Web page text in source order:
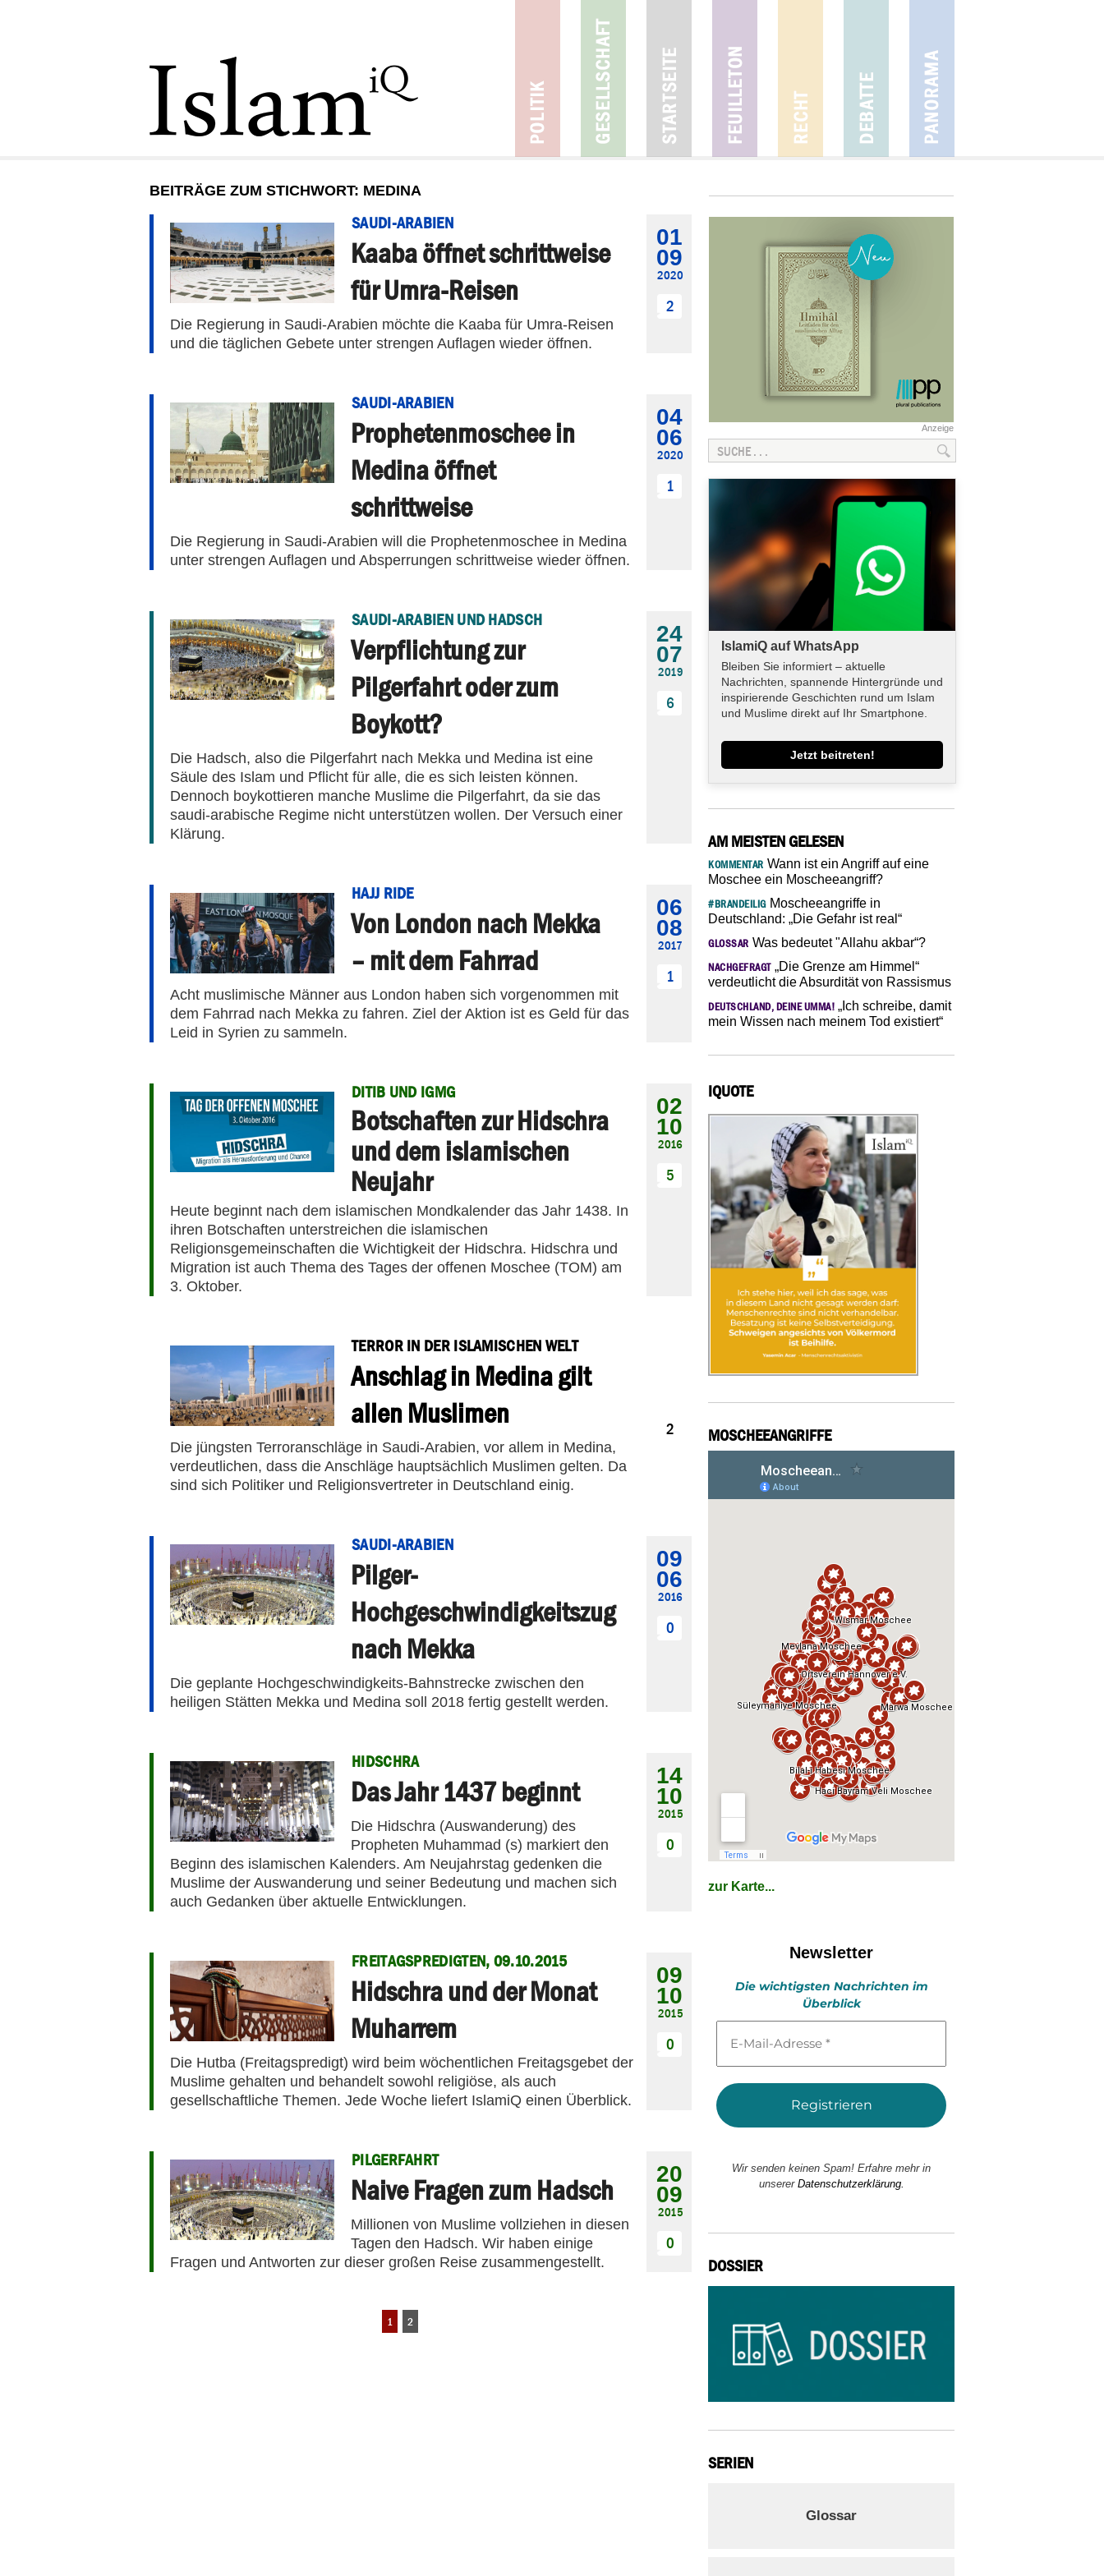
BEITRÄGE ZUM STICHWORT: MEDINA
SAUDI-ARABIEN
Kaaba öffnet schrittweise
für Umra-Reisen
Die Regierung in Saudi-Arabien möchte die Kaaba für Umra-Reisen
und die täglichen Gebete unter strengen Auflagen wieder öffnen.
01
09
2020
2
SAUDI-ARABIEN
Prophetenmoschee in
Medina öffnet
schrittweise
Die Regierung in Saudi-Arabien will die Prophetenmoschee in Medina
unter strengen Auflagen und Absperrungen schrittweise wieder öffnen.
04
06
2020
1
SAUDI-ARABIEN UND HADSCH
Verpflichtung zur
Pilgerfahrt oder zum
Boykott?
Die Hadsch, also die Pilgerfahrt nach Mekka und Medina ist eine
Säule des Islam und Pflicht für alle, die es sich leisten können.
Dennoch boykottieren manche Muslime die Pilgerfahrt, da sie das
saudi-arabische Regime nicht unterstützen wollen. Der Versuch einer
Klärung.
24
07
2019
6
HAJJ RIDE
Von London nach Mekka
– mit dem Fahrrad
Acht muslimische Männer aus London haben sich vorgenommen mit
dem Fahrrad nach Mekka zu fahren. Ziel der Aktion ist es Geld für das
Leid in Syrien zu sammeln.
06
08
2017
1
DITIB UND IGMG
Botschaften zur Hidschra
und dem islamischen
Neujahr
Heute beginnt nach dem islamischen Mondkalender das Jahr 1438. In
ihren Botschaften unterstreichen die islamischen
Religionsgemeinschaften die Wichtigkeit der Hidschra. Hidschra und
Migration ist auch Thema des Tages der offenen Moschee (TOM) am
3. Oktober.
02
10
2016
5
TERROR IN DER ISLAMISCHEN WELT
Anschlag in Medina gilt
allen Muslimen
Die jüngsten Terroranschläge in Saudi-Arabien, vor allem in Medina,
verdeutlichen, dass die Anschläge hauptsächlich Muslimen gelten. Da
sind sich Politiker und Religionsvertreter in Deutschland einig.
2
SAUDI-ARABIEN
Pilger-
Hochgeschwindigkeitszug
nach Mekka
Die geplante Hochgeschwindigkeits-Bahnstrecke zwischen den
heiligen Stätten Mekka und Medina soll 2018 fertig gestellt werden.
09
06
2016
0
HIDSCHRA
Das Jahr 1437 beginnt
Die Hidschra (Auswanderung) des
Propheten Muhammad (s) markiert den
Beginn des islamischen Kalenders. Am Neujahrstag gedenken die
Muslime der Auswanderung und seiner Bedeutung und machen sich
auch Gedanken über aktuelle Entwicklungen.
14
10
2015
0
FREITAGSPREDIGTEN, 09.10.2015
Hidschra und der Monat
Muharrem
Die Hutba (Freitagspredigt) wird beim wöchentlichen Freitagsgebet der
Muslime gehalten und behandelt sowohl religiöse, als auch
gesellschaftliche Themen. Jede Woche liefert IslamiQ einen Überblick.
09
10
2015
0
PILGERFAHRT
Naive Fragen zum Hadsch
Millionen von Muslime vollziehen in diesen
Tagen den Hadsch. Wir haben einige
Fragen und Antworten zur dieser großen Reise zusammengestellt.
20
09
2015
0
1 2
Anzeige
IslamiQ auf WhatsApp
Bleiben Sie informiert – aktuelle
Nachrichten, spannende Hintergründe und
inspirierende Geschichten rund um Islam
und Muslime direkt auf Ihr Smartphone.
Jetzt beitreten!
AM MEISTEN GELESEN
KOMMENTAR Wann ist ein Angriff auf eine
Moschee ein Moscheeangriff?
#BRANDEILIGMoscheeangriffe in
Deutschland: „Die Gefahr ist real“
GLOSSAR Was bedeutet "Allahu akbar“?
NACHGEFRAGT„Die Grenze am Himmel“
verdeutlicht die Absurdität von Rassismus
DEUTSCHLAND, DEINE UMMA! „Ich schreibe, damit
mein Wissen nach meinem Tod existiert“
IQUOTE
MOSCHEEANGRIFFE
zur Karte...
Newsletter
Die wichtigsten Nachrichten im
Überblick
Mail-
*
Wir senden keinen Spam! Erfahre mehr in
unserer Datenschutzerklärung.
DOSSIER
SERIEN
Glossar